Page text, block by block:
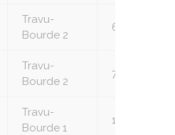
Travu-
Bourde 2
6
Travu-
Bourde 2
7
Travu-
Bourde 1
1